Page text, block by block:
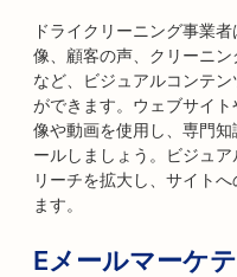
ドライクリーニング事業
像、顧客の声、クリーニ
など、ビジュアルコンテ
ができます。ウェブサイ
像や動画を使用し、専門
ールしましょう。ビジュア
リーチを拡大し、サイト
ます。
Eメールマーケ